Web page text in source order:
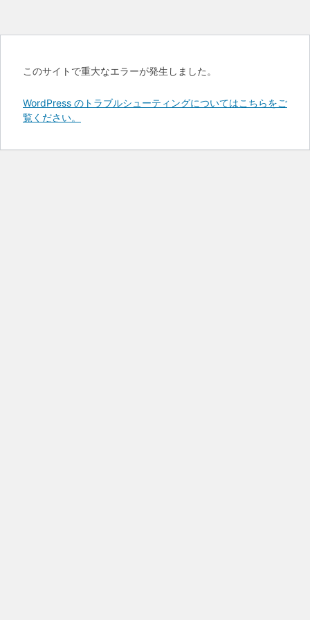
このサイトで重大なエラーが発生しました。
WordPress のトラブルシューティングについてはこちらをご
覧ください。